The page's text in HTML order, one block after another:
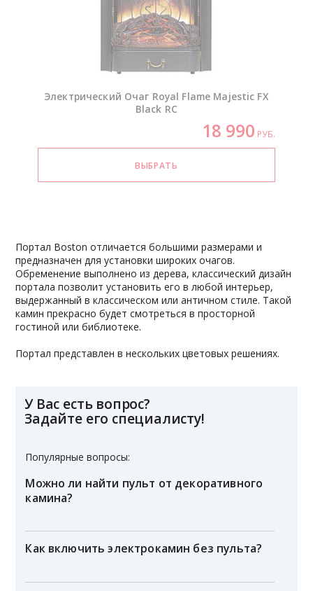
Электрический Очаг Royal Flame Majestic FX
Black RC
18 990 РУБ.
Портал Boston отличается большими размерами и
предназначен для установки широких очагов.
Обременение выполнено из дерева, классический дизайн
портала позволит установить его в любой интерьер,
выдержанный в классическом или античном стиле. Такой
камин прекрасно будет смотреться в просторной
гостиной или библиотеке.
Портал представлен в нескольких цветовых решениях.
У Вас есть вопрос?
Задайте его специалисту!
Популярные вопросы:
Можно ли найти пульт от декоративного
камина?
Как включить электрокамин без пульта?